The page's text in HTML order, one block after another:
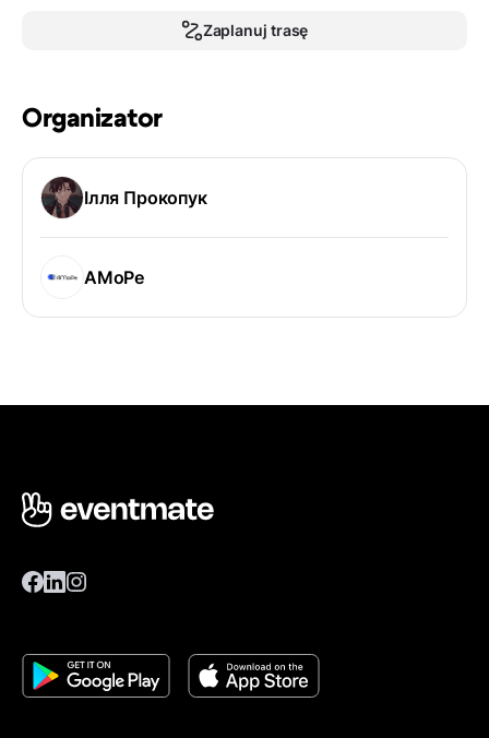
Zaplanuj trasę
Organizator
Ілля Прокопук
АМоРе